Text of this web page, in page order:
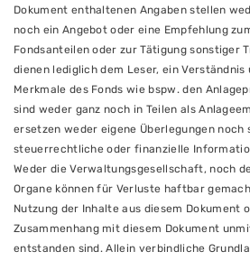
Dokument enthaltenen Angaben stellen
noch ein Angebot oder eine Empfehlung
Fondsanteilen oder zur Tätigung sonstiger
dienen lediglich dem Leser, ein
Merkmale des Fonds wie bspw. den
sind weder ganz noch in Teilen als
ersetzen weder eigene Überlegungen noch
steuerrechtliche oder finanzielle
Weder die Verwaltungsgesellschaft, noch
Organe können für Verluste haftbar
Nutzung der Inhalte aus diesem Dokument
Zusammenhang mit diesem Dokument
entstanden sind. Allein verbindliche